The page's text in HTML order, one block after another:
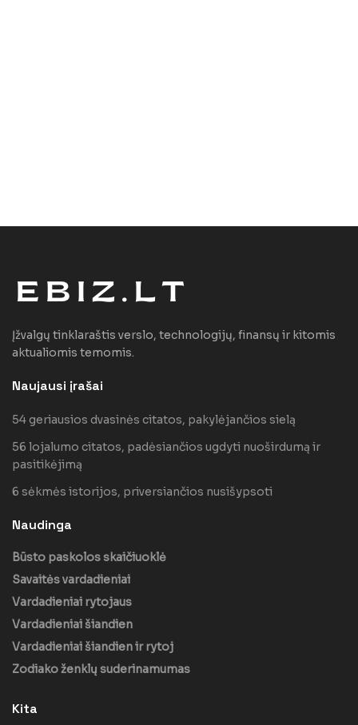
Įžvalgų tinklaraštis verslo, technologijų, finansų ir kitomis
aktualiomis temomis.
Naujausi įrašai
54 geriausios dvasinės citatos, pakylėjančios sielą
56 lojalumo citatos, padėsiančios ugdyti nuoširdumą ir
pasitikėjimą
6 sėkmės istorijos, priversiančios nusišypsoti
Naudinga
Būsto paskolos skaičiuoklė
Savaitės vardadieniai
Vardadieniai rytojaus
Vardadieniai šiandien
Vardadieniai šiandien ir rytoj
Zodiako ženklų suderinamumas
Kita